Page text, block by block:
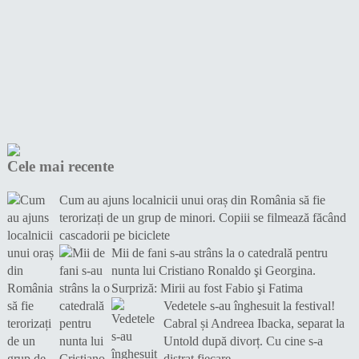
Cele mai recente
Cum au ajuns localnicii unui oraș din România să fie
terorizați de un grup de minori. Copiii se filmează făcând
cascadorii pe biciclete
Mii de fani s-au strâns la o catedrală pentru
nunta lui Cristiano Ronaldo şi Georgina.
Surpriză: Mirii au fost Fabio şi Fatima
Vedetele s-au înghesuit la festival!
Cabral și Andreea Ibacka, separat la
Untold după divorț. Cu cine s-a